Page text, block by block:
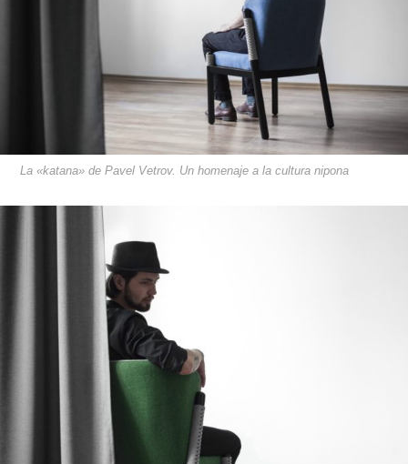
La «katana» de Pavel Vetrov. Un homenaje a la cultura nipona